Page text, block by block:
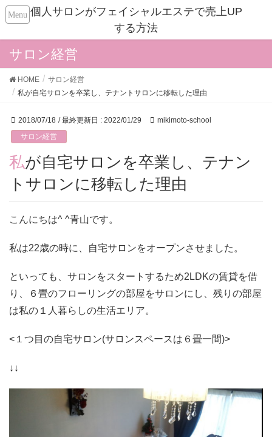
個人サロンがフェイシャルエステで売上UP
する方法
サロン経営
HOME
サロン経営
私が自宅サロンを卒業し、テナントサロンに移転した理由
2018/07/18 / 最終更新日 : 2022/01/29
mikimoto-school
サロン経営
私が自宅サロンを卒業し、テナン
トサロンに移転した理由
こんにちは^ ^青山です。
私は22歳の時に、自宅サロンをオープンさせました。
といっても、サロンをスタートするため2LDKの賃貸を借
り、６畳のフローリングの部屋をサロンにし、残りの部屋
は私の１人暮らしの生活エリア。
<１つ目の自宅サロン(サロンスペースは６畳一間)>
↓↓